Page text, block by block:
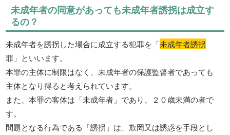
未成年者の同意があっても未成年者誘拐は成立す
るの？
未成年者を誘拐した場合に成立する犯罪を「未成年者誘拐
罪」といいます。
本罪の主体に制限はなく、未成年者の保護監督者であっても
主体となり得ると考えられています。
また、本罪の客体は「未成年者」であり、２０歳未満の者で
す。
問題となる行為である「誘拐」は、欺罔又は誘惑を手段とし